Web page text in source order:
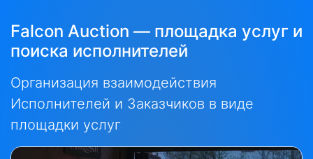
Falcon Auction — площадка услуг и
поиска исполнителей
Организация взаимодействия
Исполнителей и Заказчиков в виде
площадки услуг